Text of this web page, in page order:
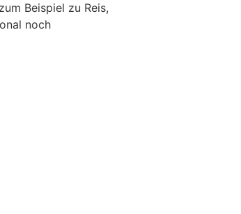
Beispiel zu Reis,
noch